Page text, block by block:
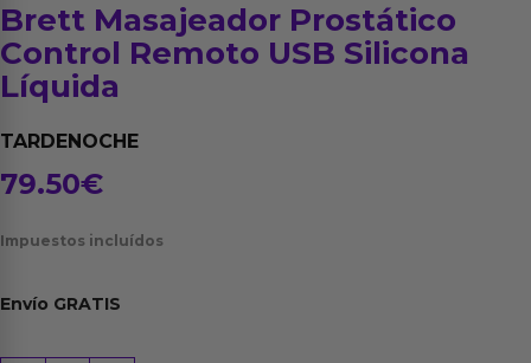
Brett Masajeador Prostático
Control Remoto USB Silicona
Líquida
TARDENOCHE
79.50€
Impuestos incluídos
Envío GRATIS